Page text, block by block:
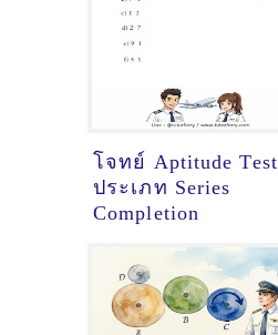
โจทย์ Aptitude Test
ประเภท Series
Completion